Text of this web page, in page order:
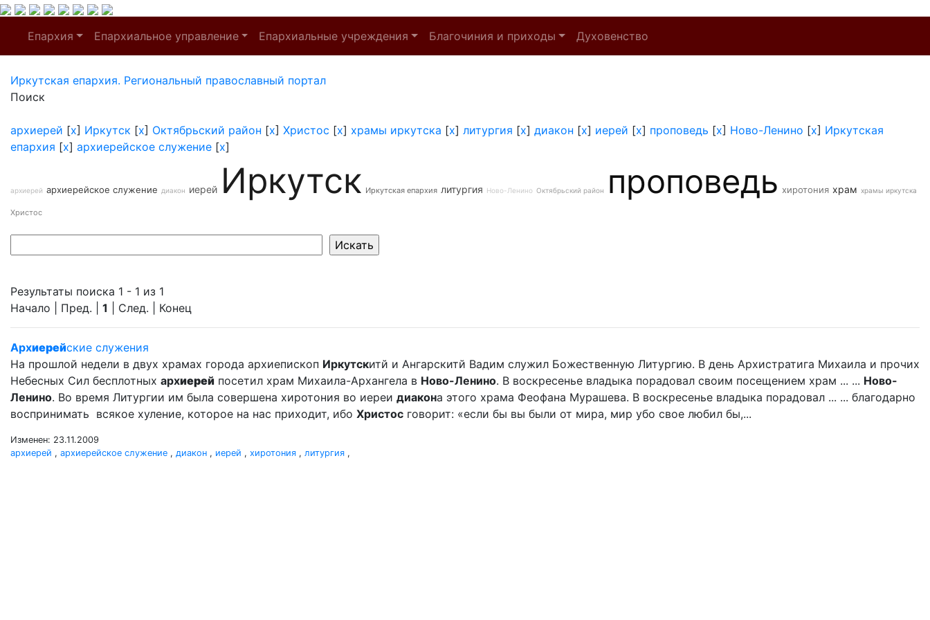
Епархия Епархиальное управление Епархиальные учреждения Благочиния и приходы Духовенство
Иркутская епархия. Региональный православный портал
Поиск
архиерей [x] Иркутск [x] Октябрьский район [x] Христос [x] храмы иркутска [x] литургия [x] диакон [x] иерей [x] проповедь [x] Ново-Ленино [x] Иркутская
епархия [x] архиерейское служение [x]
архиерей архиерейское служение диакон иерей Иркутск Иркутская епархия литургия Ново-Ленино Октябрьский район проповедь хиротония храм храмы иркутска
Христос
Результаты поиска 1 - 1 из 1
Начало | Пред. | 1 | След. | Конец
Архиерейские служения
На прошлой недели в двух храмах города архиепископ Иркутскитй и Ангарскитй Вадим служил Божественную Литургию. В день Архистратига Михаила и прочих
Небесных Сил бесплотных архиерей посетил храм Михаила-Архангела в Ново-Ленино. В воскресенье владыка порадовал своим посещением храм ... ... Ново-
Ленино. Во время Литургии им была совершена хиротония во иереи диакона этого храма Феофана Мурашева. В воскресенье владыка порадовал ... ... благодарно
воспринимать всякое хуление, которое на нас приходит, ибо Христос говорит: «если бы вы были от мира, мир убо свое любил бы,...
Изменен: 23.11.2009
архиерей , архиерейское служение , диакон , иерей , хиротония , литургия ,